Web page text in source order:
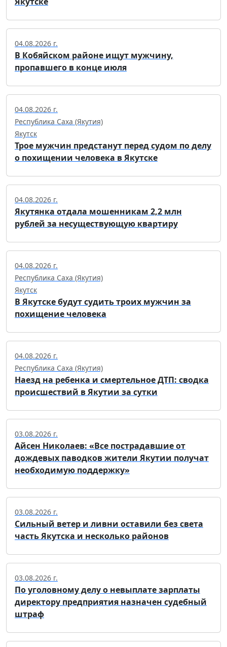
04.08.2026 г.
В Кобяйском районе ищут мужчину,
пропавшего в конце июля
04.08.2026 г.
Республика Саха (Якутия)
Якутск
Трое мужчин предстанут перед судом по делу
о похищении человека в Якутске
04.08.2026 г.
Якутянка отдала мошенникам 2,2 млн
рублей за несуществующую квартиру
04.08.2026 г.
Республика Саха (Якутия)
Якутск
В Якутске будут судить троих мужчин за
похищение человека
04.08.2026 г.
Республика Саха (Якутия)
Наезд на ребенка и смертельное ДТП: сводка
происшествий в Якутии за сутки
03.08.2026 г.
Айсен Николаев: «Все пострадавшие от
дождевых паводков жители Якутии получат
необходимую поддержку»
03.08.2026 г.
Сильный ветер и ливни оставили без света
часть Якутска и несколько районов
03.08.2026 г.
По уголовному делу о невыплате зарплаты
директору предприятия назначен судебный
штраф